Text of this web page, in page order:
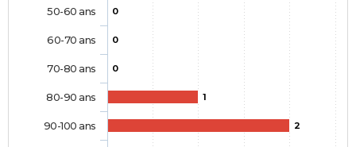
0
0
0
1
2
50-60 ans
60-70 ans
70-80 ans
80-90 ans
90-100 ans